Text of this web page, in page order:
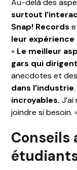
Au-delà des
surtout
Snap! Records
leur
« Le meilleur
gars qui
anecdotes et
dans l’industrie.
incroyables.
joindre si besoin.
Conseils